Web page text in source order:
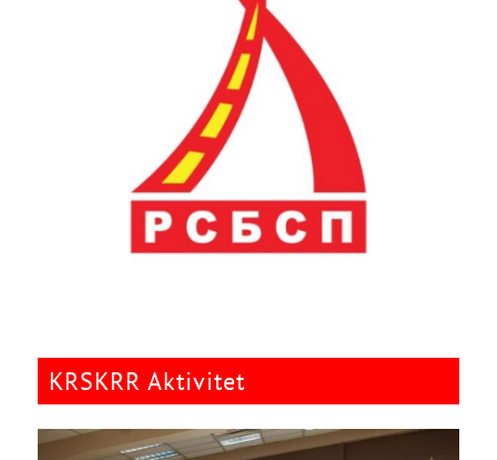
KRSKRR Aktivitet